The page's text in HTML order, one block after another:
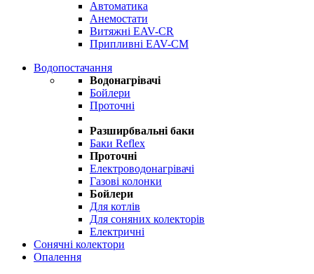
Автоматика
Анемостати
Витяжні EAV-CR
Припливні EAV-CM
Водопостачання
Водонагрівачі
Бойлери
Проточні
Разширбвальні баки
Баки Reflex
Проточні
Електроводонагрівачі
Газові колонки
Бойлери
Для котлів
Для соняних колекторів
Електричні
Сонячні колектори
Опалення